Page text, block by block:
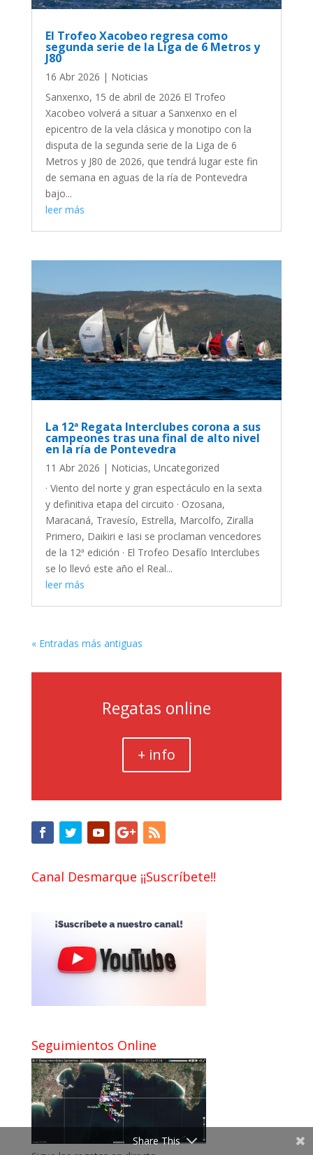
El Trofeo Xacobeo regresa como
segunda serie de la Liga de 6 Metros y
J80
16 Abr 2026 | Noticias
Sanxenxo, 15 de abril de 2026 El Trofeo
Xacobeo volverá a situar a Sanxenxo en el
epicentro de la vela clásica y monotipo con la
disputa de la segunda serie de la Liga de 6
Metros y J80 de 2026, que tendrá lugar este fin
de semana en aguas de la ría de Pontevedra
bajo...
leer más
La 12ª Regata Interclubes corona a sus
campeones tras una final de alto nivel
en la ría de Pontevedra
11 Abr 2026 | Noticias, Uncategorized
· Viento del norte y gran espectáculo en la sexta
y definitiva etapa del circuito · Ozosana,
Maracaná, Travesío, Estrella, Marcolfo, Ziralla
Primero, Daikiri e Iasi se proclaman vencedores
de la 12ª edición · El Trofeo Desafío Interclubes
se lo llevó este año el Real...
leer más
« Entradas más antiguas
Regatas online
+ info
Canal Desmarque ¡¡Suscríbete!!
Seguimientos Online
Share This